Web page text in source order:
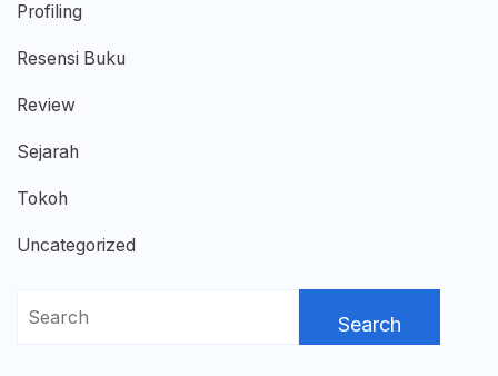
Profiling
Resensi Buku
Review
Sejarah
Tokoh
Uncategorized
Search